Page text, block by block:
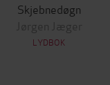
Skjebnedøgn
Jørgen Jæger
LYDBOK